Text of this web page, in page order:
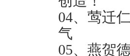
04、莺迁
气
05、燕贺